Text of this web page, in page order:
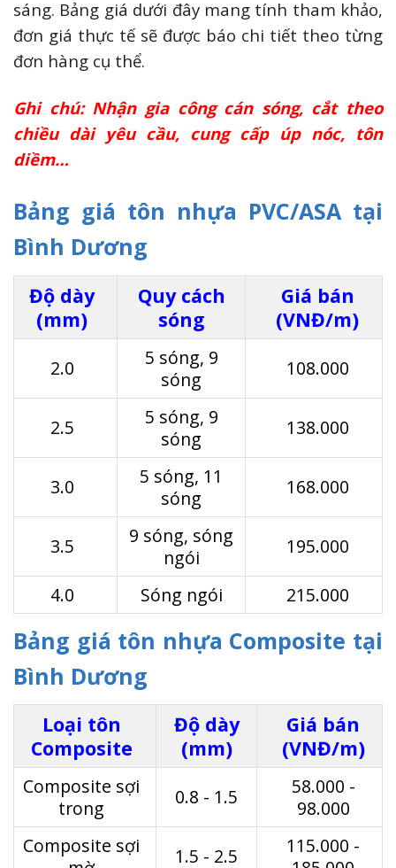
sáng. Bảng giá dưới đây mang tính tham khảo,
đơn giá thực tế sẽ được báo chi tiết theo từng
đơn hàng cụ thể.
Ghi chú: Nhận gia công cán sóng, cắt theo
chiều dài yêu cầu, cung cấp úp nóc, tôn
diềm…
Bảng giá tôn nhựa PVC/ASA tại
Bình Dương
Độ dày
(mm)
Quy cách
sóng
Giá bán
(VNĐ/m)
2.0
5 sóng, 9
sóng
108.000
2.5
5 sóng, 9
sóng
138.000
3.0
5 sóng, 11
sóng
168.000
3.5
9 sóng, sóng
ngói
195.000
4.0 Sóng ngói 215.000
Bảng giá tôn nhựa Composite tại
Bình Dương
Loại tôn
Composite
Độ dày
(mm)
Giá bán
(VNĐ/m)
Composite sợi
trong
0.8 - 1.5
58.000 -
98.000
Composite sợi
1.5 - 2.5
115.000 -